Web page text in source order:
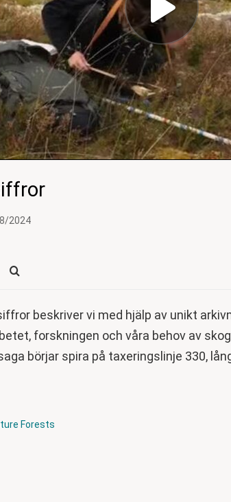
2024
beskriver vi med hjälp av unikt
forskningen och våra behov av
börjar spira på taxeringslinje 330,
Forests